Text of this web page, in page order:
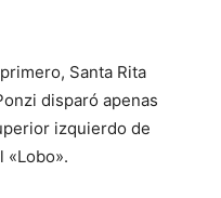
Santa Rita
disparó apenas
izquierdo de
«Lobo».